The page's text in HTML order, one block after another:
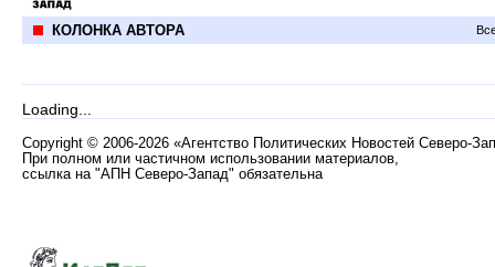
КОЛОНКА АВТОРА
Loading...
Copyright © 2006-2026 «Агентство Политических Новостей Северо-
При полном или частичном использовании материалов,
ссылка на "АПН Северо-Запад" обязательна